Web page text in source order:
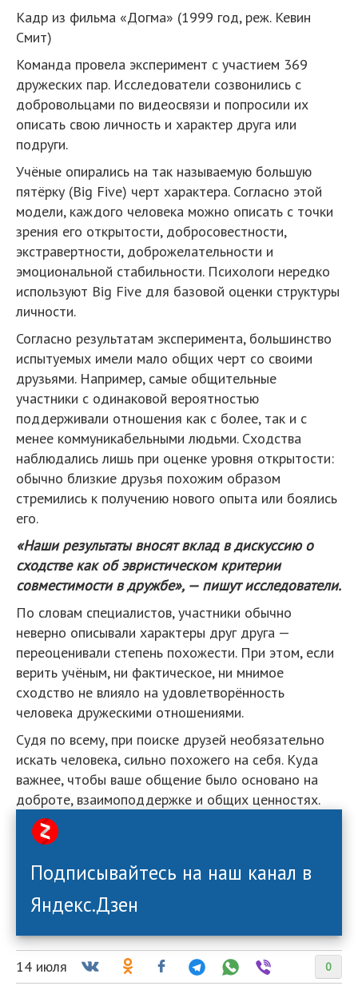
Кадр из фильма «Догма» (1999 год, реж. Кевин
Смит)
Команда провела эксперимент с участием 369
дружеских пар. Исследователи созвонились с
добровольцами по видеосвязи и попросили их
описать свою личность и характер друга или
подруги.
Учёные опирались на так называемую большую
пятёрку (Big Five) черт характера. Согласно этой
модели, каждого человека можно описать с точки
зрения его открытости, добросовестности,
экстравертности, доброжелательности и
эмоциональной стабильности. Психологи нередко
используют Big Five для базовой оценки структуры
личности.
Согласно результатам эксперимента, большинство
испытуемых имели мало общих черт со своими
друзьями. Например, самые общительные
участники с одинаковой вероятностью
поддерживали отношения как с более, так и с
менее коммуникабельными людьми. Сходства
наблюдались лишь при оценке уровня открытости:
обычно близкие друзья похожим образом
стремились к получению нового опыта или боялись
его.
«Наши результаты вносят вклад в дискуссию о
сходстве как об эвристическом критерии
совместимости в дружбе», — пишут исследователи.
По словам специалистов, участники обычно
неверно описывали характеры друг друга —
переоценивали степень похожести. При этом, если
верить учёным, ни фактическое, ни мнимое
сходство не влияло на удовлетворённость
человека дружескими отношениями.
Судя по всему, при поиске друзей необязательно
искать человека, сильно похожего на себя. Куда
важнее, чтобы ваше общение было основано на
доброте, взаимоподдержке и общих ценностях.
Подписывайтесь на наш канал в
Яндекс.Дзен
0
14 июля